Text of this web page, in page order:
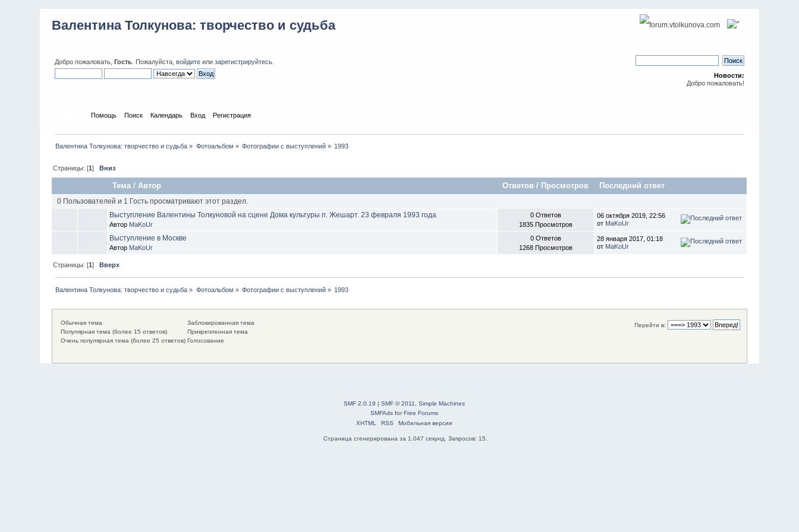
Валентина Толкунова: творчество и судьба
Добро пожаловать,Гость . Пожалуйста,войдите илизарегистрируйтесь
Новости:
Добро пожаловать!
Помощь Поиск Календарь Вход Регистрация
Валентина Толкунова: творчество и судьба » Фотоальбом » Фотографии с выступлений » 1993
Страницы: [1]Вниз
Тема / Автор Ответов / Просмотров Последний ответ
0 Пользователей и 1 Гость просматривают этот раздел.
Выступление Валентины Толкуновой на сцене Дома культуры п. Жешарт. 23 февраля 1993 года
Автор MaKoUr
0 Ответов
1835 Просмотров
06 октября 2019, 22:56
от MaKoUr
Выступление в Москве
Автор MaKoUr
0 Ответов
1268 Просмотров
28 января 2017, 01:18
от MaKoUr
Страницы: [1]Вверх
Валентина Толкунова: творчество и судьба » Фотоальбом » Фотографии с выступлений » 1993
Перейти в:
Обычная тема
Популярная тема (более 15 ответов)
Очень популярная тема (более 25 ответов)
Заблокированная тема
Прикрепленная тема
Голосование
SMF 2.0.19 | SMF © 2011, Simple Machines
SMFAdsforFree Forums
XHTML
RSS Мобильная версия
Страница сгенерирована за 1.047 секунд. Запросов: 15.